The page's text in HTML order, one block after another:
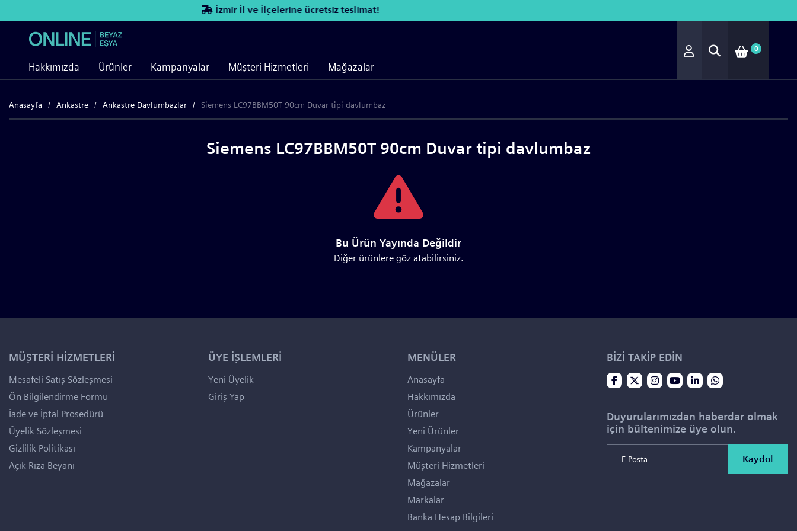
İzmir İl ve İlçelerine ücretsiz teslimat!
Hakkımızda Ürünler Kampanyalar Müşteri Hizmetleri Mağazalar
0
Anasayfa Ankastre Ankastre Davlumbazlar Siemens LC97BBM50T 90cm Duvar tipi davlumbaz
Siemens LC97BBM50T 90cm Duvar tipi davlumbaz
Bu Ürün Yayında Değildir
Diğer ürünlere göz atabilirsiniz.
MÜŞTERİ HİZMETLERİ
Mesafeli Satış Sözleşmesi
Ön Bilgilendirme Formu
İade ve İptal Prosedürü
Üyelik Sözleşmesi
Gizlilik Politikası
Açık Rıza Beyanı
ÜYE İŞLEMLERİ
Yeni Üyelik
Giriş Yap
MENÜLER
Anasayfa
Hakkımızda
Ürünler
Yeni Ürünler
Kampanyalar
Müşteri Hizmetleri
Mağazalar
Markalar
Banka Hesap Bilgileri
BİZİ TAKİP EDİN
Duyurularımızdan haberdar olmak
için bültenimize üye olun.
Kaydol